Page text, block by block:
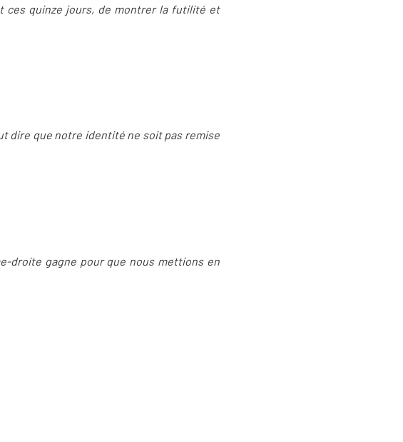
ces quinze jours, de montrer la futilité et
dire que notre identité ne soit pas remise
droite gagne pour que nous mettions en